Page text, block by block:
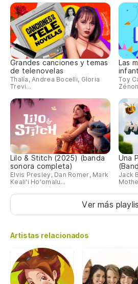
Grandes canciones y temas
de telenovelas
Thalía, Andrea Bocelli, Gloria
Trevi...
Las
Toy
Lilo & Stitch (2025) (banda
sonora completa)
Elvis Presley, Dan Romer, Mark
Keali'i Ho'omalu...
Una
Jack
Ver más
Artistas relacionados